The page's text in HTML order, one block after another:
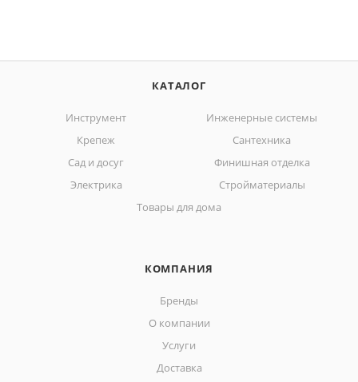
КАТАЛОГ
Инструмент
Инженерные системы
Крепеж
Сантехника
Сад и досуг
Финишная отделка
Электрика
Стройматериалы
Товары для дома
КОМПАНИЯ
Бренды
О компании
Услуги
Доставка